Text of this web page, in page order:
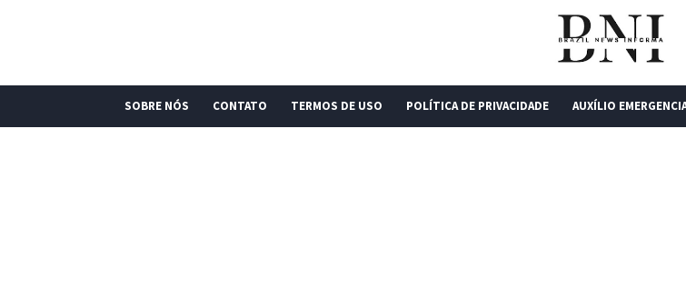
SOBRE NÓS CONTATO TERMOS DE USO POLÍTICA DE PRIVACIDADE AUXÍLIO